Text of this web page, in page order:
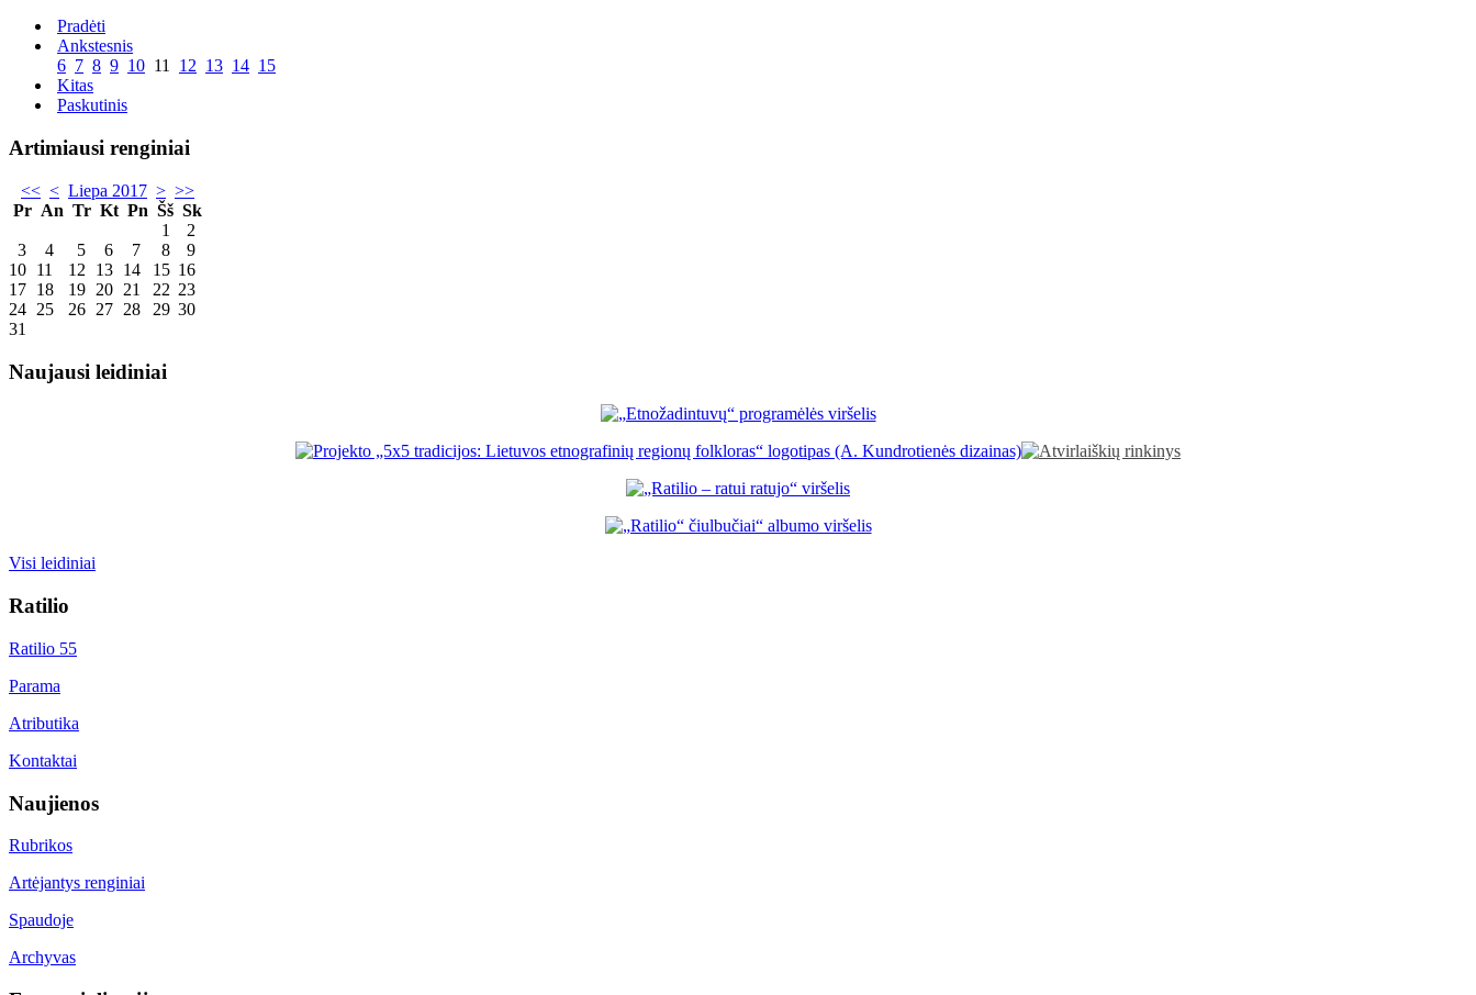
Pradėti
Ankstesnis
6 7 8 9 10 11 12 13 14 15
Kitas
Paskutinis
Artimiausi renginiai
<< < Liepa 2017 > >>
Pr An Tr Kt Pn Šš Sk
1
2
3
4 5 6 7 8
9
10 11 12 13 14 15 16
17 18 19 20 21 22 23
24 25 26 27 28 29 30
31
Naujausi leidiniai
Visi leidiniai
Ratilio
Ratilio 55
Parama
Atributika
Kontaktai
Naujienos
Rubrikos
Artėjantys renginiai
Spaudoje
Archyvas